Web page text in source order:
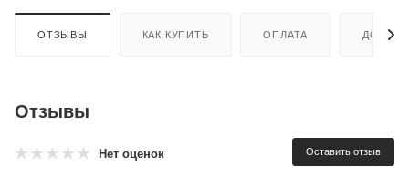
ОТЗЫВЫ КАК КУПИТЬ ОПЛАТА
Отзывы
Нет оценок Оставить отзыв